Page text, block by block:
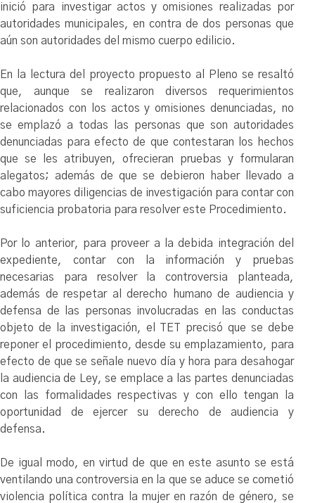
inició para investigar actos y omisiones realizadas por
autoridades municipales, en contra de dos personas que
aún son autoridades del mismo cuerpo edilicio.
En la lectura del proyecto propuesto al Pleno se resaltó
que, aunque se realizaron diversos requerimientos
relacionados con los actos y omisiones denunciadas, no
se emplazó a todas las personas que son autoridades
denunciadas para efecto de que contestaran los hechos
que se les atribuyen, ofrecieran pruebas y formularan
alegatos; además de que se debieron haber llevado a
cabo mayores diligencias de investigación para contar con
suficiencia probatoria para resolver este Procedimiento.
Por lo anterior, para proveer a la debida integración del
expediente, contar con la información y pruebas
necesarias para resolver la controversia planteada,
además de respetar al derecho humano de audiencia y
defensa de las personas involucradas en las conductas
objeto de la investigación, el TET precisó que se debe
reponer el procedimiento, desde su emplazamiento, para
efecto de que se señale nuevo día y hora para desahogar
la audiencia de Ley, se emplace a las partes denunciadas
con las formalidades respectivas y con ello tengan la
oportunidad de ejercer su derecho de audiencia y
defensa.
De igual modo, en virtud de que en este asunto se está
ventilando una controversia en la que se aduce se cometió
violencia política contra la mujer en razón de género, se